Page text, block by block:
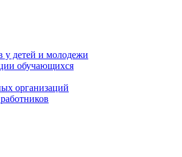
у детей и молодежи
обучающихся
организаций